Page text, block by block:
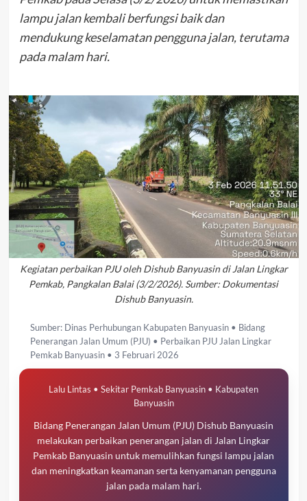
lampu jalan kembali berfungsi baik dan
mendukung keselamatan pengguna jalan, terutama
pada malam hari.
Kegiatan perbaikan PJU oleh Dishub Banyuasin di Jalan Lingkar
Pemkab, Pangkalan Balai (3/2/2026). Sumber: Dokumentasi
Dishub Banyuasin.
Sumber: Dinas Perhubungan Kabupaten Banyuasin • Bidang
Penerangan Jalan Umum (PJU) • Perbaikan PJU Jalan Lingkar
Pemkab Banyuasin • 3 Februari 2026
Lalu Lintas • Sekitar Pemkab Banyuasin • Kabupaten
Banyuasin
Bidang Penerangan Jalan Umum (PJU) Dishub Banyuasin
melakukan perbaikan penerangan jalan di Jalan Lingkar
Pemkab Banyuasin untuk memulihkan fungsi lampu jalan
dan meningkatkan keamanan serta kenyamanan pengguna
jalan pada malam hari.